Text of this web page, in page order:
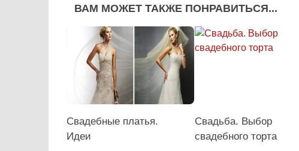
ВАМ МОЖЕТ ТАКЖЕ ПОНРАВИТЬСЯ...
Свадебные платья.
Идеи
Свадьба. Выбор
свадебного торта